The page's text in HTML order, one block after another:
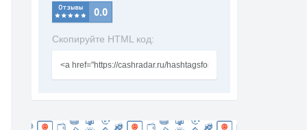
Скопируйте HTML код: